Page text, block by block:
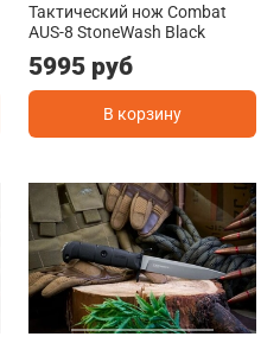
Тактический нож Combat
AUS-8 StoneWash Black
5995 руб
В корзину